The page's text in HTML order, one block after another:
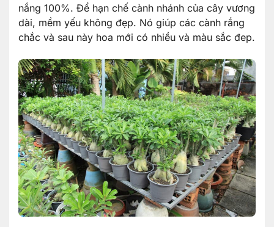
nắng 100%. Để hạn chế cành nhánh của cây vương
dài, mềm yếu không đẹp. Nó giúp các cành rắng
chắc và sau này hoa mới có nhiều và màu sắc đep.